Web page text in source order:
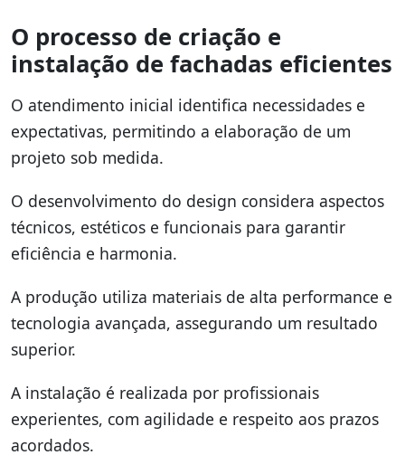
O processo de criação e
instalação de fachadas eficientes
O atendimento inicial identifica necessidades e
expectativas, permitindo a elaboração de um
projeto sob medida.
O desenvolvimento do design considera aspectos
técnicos, estéticos e funcionais para garantir
eficiência e harmonia.
A produção utiliza materiais de alta performance e
tecnologia avançada, assegurando um resultado
superior.
A instalação é realizada por profissionais
experientes, com agilidade e respeito aos prazos
acordados.